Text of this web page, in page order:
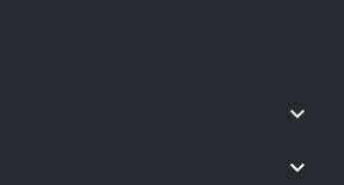
keyboard_arrow_down
keyboard_arrow_down